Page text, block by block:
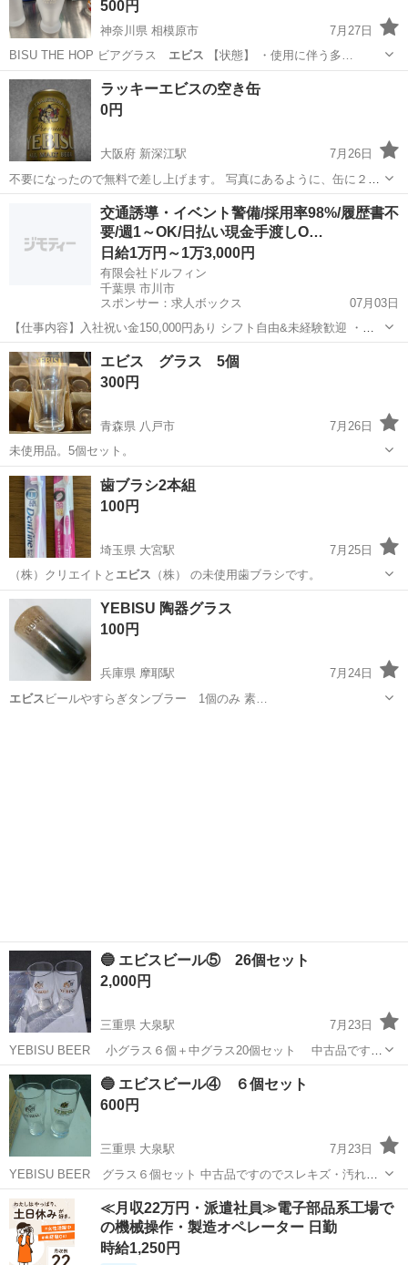
500円
神奈川県 相模原市
7月27日
BISU THE HOP ビアグラス エビス 【状態】 ・使用に伴う多…
神奈川 相模原市
ラッキーエビスの空き缶
0円
大阪府 新深江駅
7月26日
不要になったので無料で差し上げます。 写真にあるように、缶に２カ
所ヘコミがあります。新深江駅 その他
交通誘導・イベント警備/採用率98%/履歴書不
要/週1～OK/日払い現金手渡しO…
日給1万円～1万3,000円
有限会社ドルフィン
千葉県 市川市
スポンサー：求人ボックス
07月03日
【仕事内容】入社祝い金150,000円あり シフト自由&未経験歓迎
・直
行直帰OK ・一部車・自転車・バイク通勤OK ・週1～OK ・日払い・
週払いOK、現金手渡しも可能です! <仕事内容> 建築・土木工事現場
で...
アルバイト・パート
エビス グラス 5個
300円
青森県 八戸市
7月26日
未使用品。5個セット。
青森 八戸市 食器 エビス
歯ブラシ2本組
100円
埼玉県 大宮駅
7月25日
（株）クリエイトと エビス （株） の未使用歯ブラシです。
埼玉 さいたま市 大宮駅 家庭用品
YEBISU 陶器グラス
100円
兵庫県 摩耶駅
7月24日
エビス ビールやすらぎタンブラー 1個のみ 素…
🔵 エビスビール⑤ 26個セット
2,000円
三重県 大泉駅
7月23日
YEBISU BEER 小グラス６個＋中グラス20個セット 中古品ですの
でスレキズ・汚れがありますのでご理解下さい。
三重 いなべ市 大泉駅 食器 グラス
🔵 エビスビール④ ６個セット
600円
三重県 大泉駅
7月23日
YEBISU BEER グラス６個セット 中古品ですのでスレキズ・汚れが
ありますのでご理解下さい。
三重 いなべ市 大泉駅 食器 エビスビール
≪月収22万円・派遣社員≫電子部品系工場で
の機械操作・製造オペレーター 日勤
時給1,250円